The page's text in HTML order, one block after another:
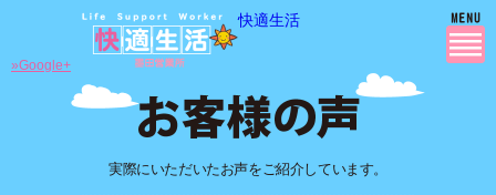
快適生活
実際にいただいたお声をご紹介しています。
»Google+